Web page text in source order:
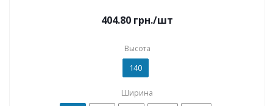
404.80 грн./шт
Высота
140
Ширина